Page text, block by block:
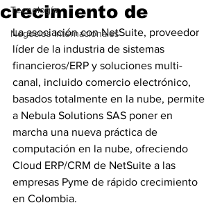
Tecnología
Negocios Internacionales
crecimiento de
La asociación con NetSuite, proveedor
líder de la industria de sistemas
financieros/ERP y soluciones multi-
canal, incluido comercio electrónico,
basados totalmente en la nube, permite
a Nebula Solutions SAS poner en
marcha una nueva práctica de
computación en la nube, ofreciendo
Cloud ERP/CRM de NetSuite a las
empresas Pyme de rápido crecimiento
en Colombia.